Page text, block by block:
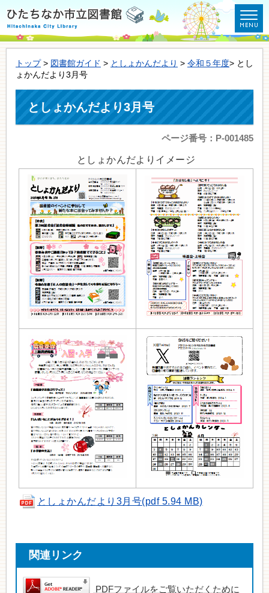
トップ> 図書館ガイド > としょかんだより > 令和５年度> とし
ょかんだより3月号
としょかんだより3月号
ページ番号：P-001485
としょかんだよりイメージ
としょかんだより3月号(pdf 5.94 MB)
関連リンク
PDFファイルをご覧いただくために